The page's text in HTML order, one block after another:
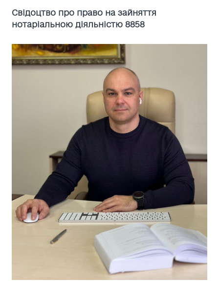
Cвідоцтво про право на зайняття
нотаріальною діяльністю 8858